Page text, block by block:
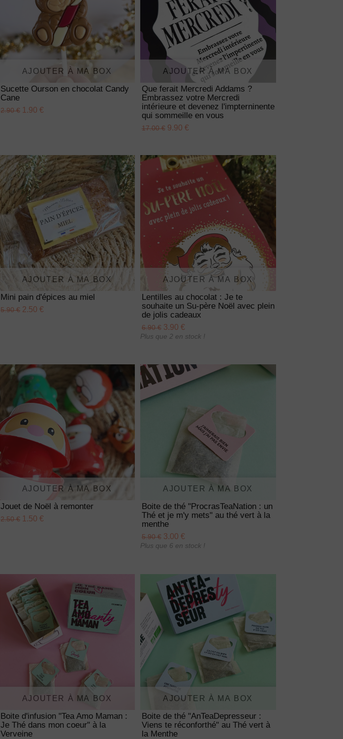
AJOUTER À MA BOX
Sucette Ourson en chocolat Candy
Cane
2.90 € 1.90 €
AJOUTER À MA BOX
Que ferait Mercredi Addams ?
Embrassez votre Mercredi
intérieure et devenez l'impterninente
qui sommeille en vous
17.00 €9.90 €
AJOUTER À MA BOX
Mini pain d'épices au miel
5.90 € 2.50 €
AJOUTER À MA BOX
Lentilles au chocolat : Je te
souhaite un Su-père Noël avec plein
de jolis cadeaux
6.90 €3.90 €
Plus que 2 en stock !
AJOUTER À MA BOX
Jouet de Noël à remonter
2.50 € 1.50 €
AJOUTER À MA BOX
Boite de thé "ProcrasTeaNation : un
Thé et je m'y mets" au thé vert à la
menthe
5.90 €3.00 €
Plus que 6 en stock !
AJOUTER À MA BOX
Boite d'infusion "Tea Amo Maman :
Je Thé dans mon coeur" à la
Verveine
AJOUTER À MA BOX
Boite de thé "AnTeaDepresseur :
Viens te réconforthé" au Thé vert à
la Menthe